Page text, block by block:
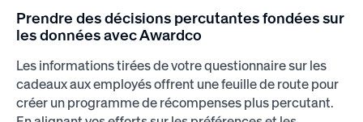
Prendre des décisions percutantes fondées sur
les données avec Awardco
Les informations tirées de votre questionnaire sur les
cadeaux aux employés offrent une feuille de route pour
créer un programme de récompenses plus percutant.